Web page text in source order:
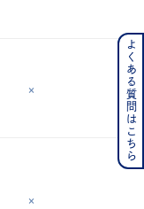
×
×
よくある質問はこちら